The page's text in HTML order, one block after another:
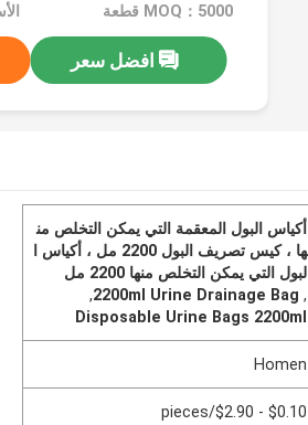
MOQ：5000 قطعة
افضل سعر
أكياس البول المعقمة التي يمكن التخلص من
ها ، كيس تصريف البول 2200 مل ، أكياس ا
لبول التي يمكن التخلص منها 2200 مل
,
2200ml Urine Drainage Bag
,
Disposable Urine Bags 2200ml
Homen
$0.10 - $2.90/pieces